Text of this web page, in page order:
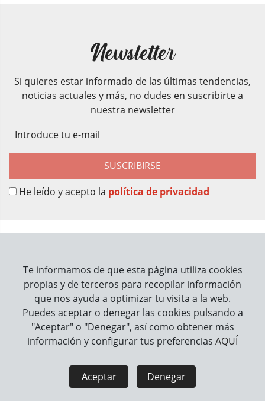
Newsletter
Si quieres estar informado de las últimas tendencias,
noticias actuales y más, no dudes en suscribirte a
nuestra newsletter
SUSCRIBIRSE
He leído y acepto la política de privacidad
Información
Cómo trabajamos
Información legal
Política de Privacidad
Política de Cookies
Te informamos de que esta página utiliza cookies
propias y de terceros para recopilar información
que nos ayuda a optimizar tu visita a la web.
Puedes aceptar o denegar las cookies pulsando a
"Aceptar" o "Denegar", así como obtener más
información y configurar tus preferencias AQUÍ
Aceptar Denegar